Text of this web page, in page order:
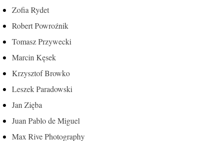
Zofia Rydet
Robert Powroźnik
Tomasz Przywecki
Marcin Kęsek
Krzysztof Browko
Leszek Paradowski
Jan Zięba
Juan Pablo de Miguel
Max Rive Photography